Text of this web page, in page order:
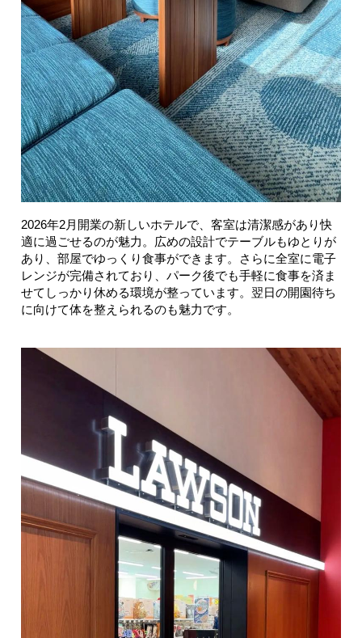
2026年2月開業の新しいホテルで、客室は清潔感があり快
適に過ごせるのが魅力。広めの設計でテーブルもゆとりが
あり、部屋でゆっくり食事ができます。さらに全室に電子
レンジが完備されており、パーク後でも手軽に食事を済ま
せてしっかり休める環境が整っています。翌日の開園待ち
に向けて体を整えられるのも魅力です。